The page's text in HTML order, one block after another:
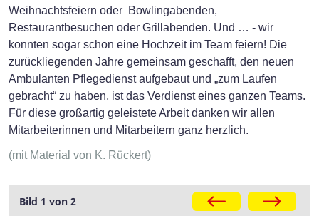
Weihnachtsfeiern oder Bowlingabenden,
Restaurantbesuchen oder Grillabenden. Und … - wir
konnten sogar schon eine Hochzeit im Team feiern! Die
zurückliegenden Jahre gemeinsam geschafft, den neuen
Ambulanten Pflegedienst aufgebaut und „zum Laufen
gebracht“ zu haben, ist das Verdienst eines ganzen Teams.
Für diese großartig geleistete Arbeit danken wir allen
Mitarbeiterinnen und Mitarbeitern ganz herzlich.
(mit Material von K. Rückert)
Bild 1 von 2